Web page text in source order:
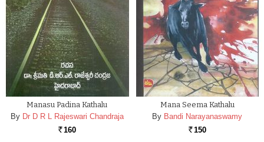
Manasu Padina Kathalu
By Dr D R L Rajeswari Chandraja
Rs. 160
Mana Seema Kathalu
By Bandi Narayanaswamy
Rs. 150